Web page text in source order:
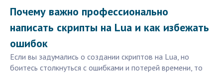
Почему важно профессионально
написать скрипты на Lua и как избежать
ошибок
Если вы задумались о создании скриптов на Lua, но
боитесь столкнуться с ошибками и потерей времени, то